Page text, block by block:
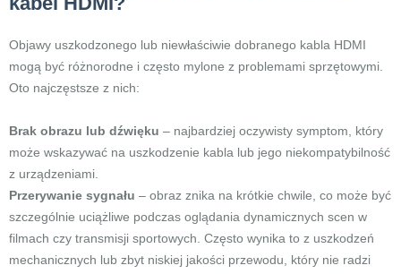
Objawy uszkodzonego lub niewłaściwie dobranego kabla HDMI
mogą być różnorodne i często mylone z problemami sprzętowymi.
Oto najczęstsze z nich:
Brak obrazu lub dźwięku – najbardziej oczywisty symptom, który
może wskazywać na uszkodzenie kabla lub jego niekompatybilność
z urządzeniami.
Przerywanie sygnału – obraz znika na krótkie chwile, co może być
szczególnie uciążliwe podczas oglądania dynamicznych scen w
filmach czy transmisji sportowych. Często wynika to z uszkodzeń
mechanicznych lub zbyt niskiej jakości przewodu, który nie radzi